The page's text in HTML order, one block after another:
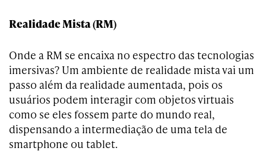
Realidade Mista (RM)
Onde a RM se encaixa no espectro das tecnologias
imersivas? Um ambiente de realidade mista vai um
passo além da realidade aumentada, pois os
usuários podem interagir com objetos virtuais
como se eles fossem parte do mundo real,
dispensando a intermediação de uma tela de
smartphone ou tablet.